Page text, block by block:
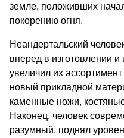
земле, положивших
покорению огня.
Неандертальский
вперед в изготовлении
увеличил их
новый прикладной
каменные ножи,
Наконец, человек
разумный, поднял